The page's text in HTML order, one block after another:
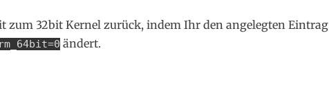
zum 32bit Kernel zurück, indem Ihr den angelegten Eintrag
ändert.